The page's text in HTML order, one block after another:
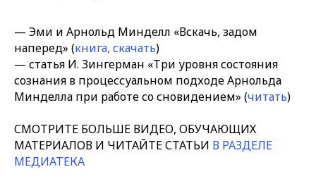
— Эми и Арнольд Минделл «Вскачь, задом
наперед» (книга, скачать)
— статья И. Зингерман «Три уровня состояния
сознания в процессуальном подходе Арнольда
Минделла при работе со сновидением» (читать)
СМОТРИТЕ БОЛЬШЕ ВИДЕО, ОБУЧАЮЩИХ
МАТЕРИАЛОВ И ЧИТАЙТЕ СТАТЬИ В РАЗДЕЛЕ
МЕДИАТЕКА